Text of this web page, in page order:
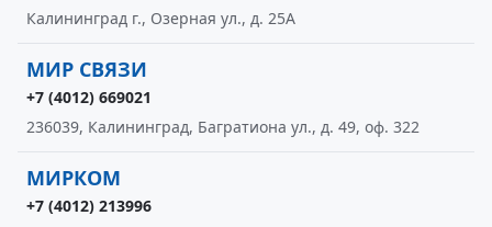
Калининград г., Озерная ул., д. 25А
МИР СВЯЗИ
+7 (4012) 669021
236039, Калининград, Багратиона ул., д. 49, оф. 322
МИРКОМ
+7 (4012) 213996